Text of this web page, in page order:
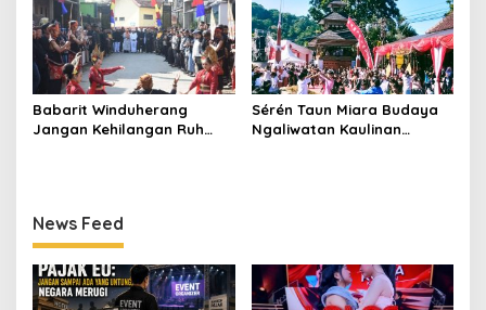
Babarit Winduherang
Jangan Kehilangan Ruh
Sérén Taun Miara Budaya
Ngaliwatan Kaulinan
News Feed